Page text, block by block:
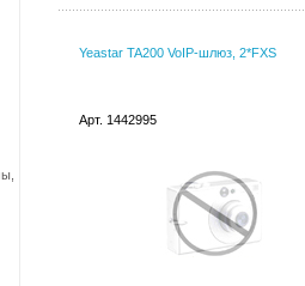
Yeastar TA200 VoIP-шлюз, 2*FXS
Арт. 1442995